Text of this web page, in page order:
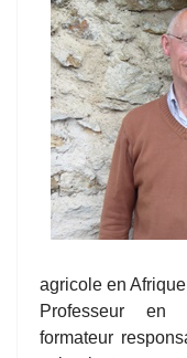
agricole en
Professeur en
formateur